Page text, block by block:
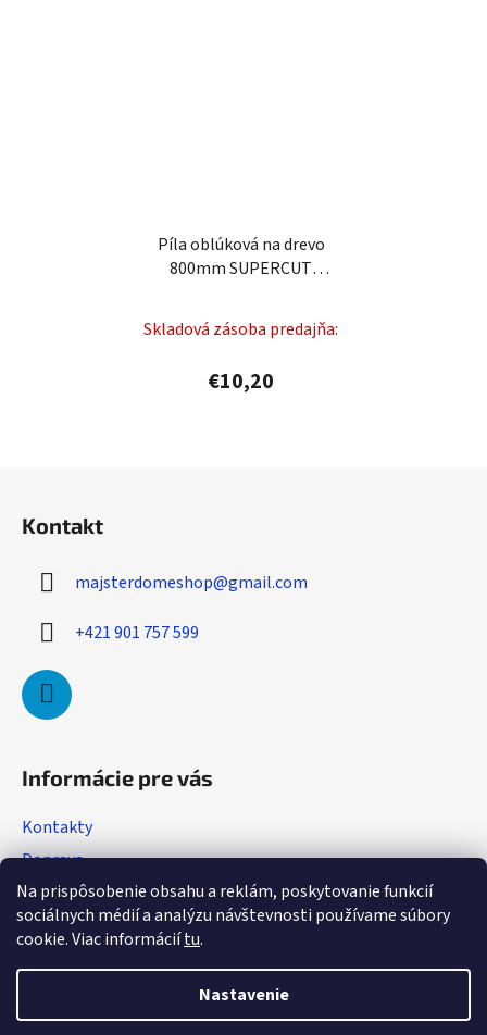
Na prispôsobenie obsahu a reklám, poskytovanie funkcií
sociálnych médií a analýzu návštevnosti používame súbory
cookie. Viac informáciítu.
Nastavenie
Píla oblúková na drevo
800mm SUPERCUT
Skladová zásoba predajňa:
€10,20
Kontakt
majsterdomeshop@gmail.com
+421 901 757 599
Informácie pre vás
Kontakty
Doprava
Obchodné podmienky
Podmienky ochrany osobných údajov